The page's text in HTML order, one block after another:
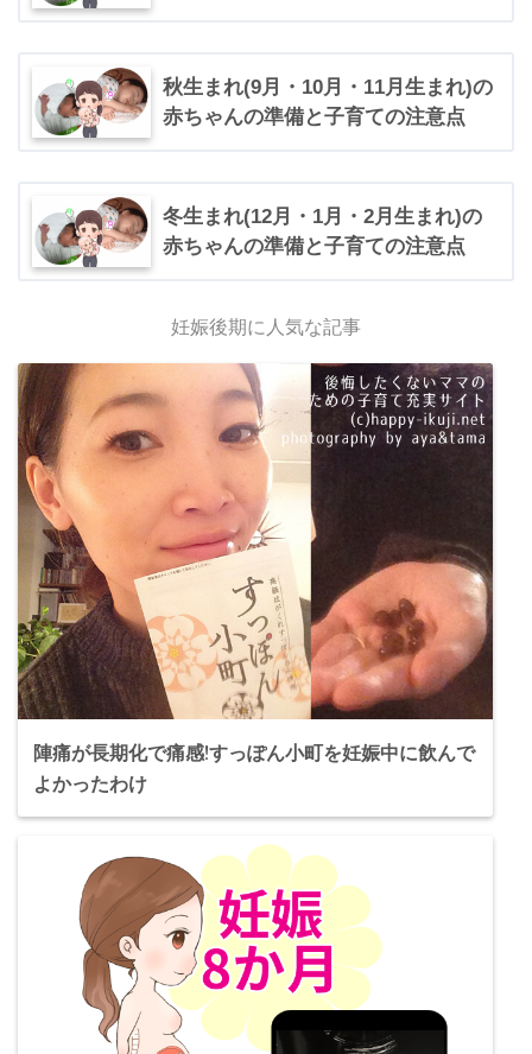
秋生まれ(9月・10月・11月生まれ)の
赤ちゃんの準備と子育ての注意点
冬生まれ(12月・1月・2月生まれ)の
赤ちゃんの準備と子育ての注意点
妊娠後期に人気な記事
陣痛が長期化で痛感!すっぽん小町を妊娠中に飲んで
よかったわけ